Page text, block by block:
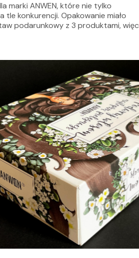
marki ANWEN, które nie tylko
konkurencji. Opakowanie miało
podarunkowy z 3 produktami, więc